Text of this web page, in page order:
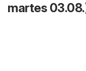
martes